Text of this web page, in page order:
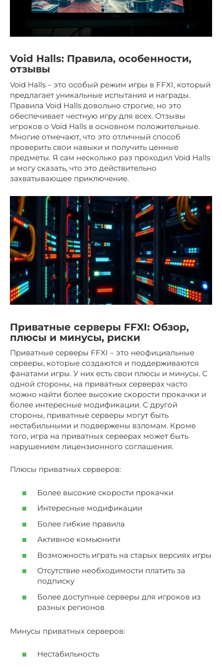
Void Halls: Правила, особенности,
отзывы
Void Halls – это особый режим игры в FFXI, который
предлагает уникальные испытания и награды.
Правила Void Halls довольно строгие, но это
обеспечивает честную игру для всех. Отзывы
игроков о Void Halls в основном положительные.
Многие отмечают, что это отличный способ
проверить свои навыки и получить ценные
предметы. Я сам несколько раз проходил Void Halls
и могу сказать, что это действительно
захватывающее приключение.
Приватные серверы FFXI: Обзор,
плюсы и минусы, риски
Приватные серверы FFXI – это неофициальные
серверы, которые создаются и поддерживаются
фанатами игры. У них есть свои плюсы и минусы. С
одной стороны, на приватных серверах часто
можно найти более высокие скорости прокачки и
более интересные модификации. С другой
стороны, приватные серверы могут быть
нестабильными и подвержены взломам. Кроме
того, игра на приватных серверах может быть
нарушением лицензионного соглашения.
Плюсы приватных серверов:
Более высокие скорости прокачки
Интересные модификации
Более гибкие правила
Активное комьюнити
Возможность играть на старых версиях игры
Отсутствие необходимости платить за
подписку
Более доступные серверы для игроков из
разных регионов
Минусы приватных серверов:
Нестабильность